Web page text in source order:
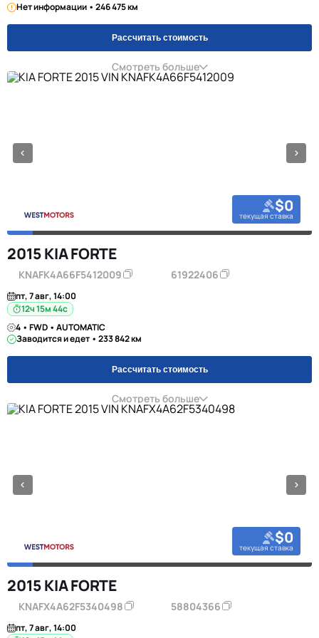
Нет информации • 246 475 км
Рассчитать стоимость
Смотреть больше
$0
текущая ставка
2015 KIA FORTE
KNAFK4A66F5412009 61922406
пт, 7 авг, 14:00
12ч 15м 44с
4 • FWD • AUTOMATIC
Заводится и едет • 233 842 км
Рассчитать стоимость
Смотреть больше
$0
текущая ставка
2015 KIA FORTE
KNAFX4A62F5340498 58804366
пт, 7 авг, 14:00